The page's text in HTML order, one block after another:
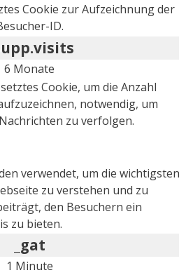
Cookie zur Aufzeichnung der
ID.
6 Monate
Cookie, um die Anzahl
notwendig, um
zu verfolgen.
verwendet, um die wichtigsten
zu verstehen und zu
den Besuchern ein
zu bieten.
_gat
1 Minute